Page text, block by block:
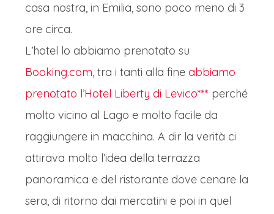
casa nostra, in Emilia, sono poco meno di 3
ore circa.
L’hotel lo abbiamo prenotato su
Booking.com, tra i tanti alla fine abbiamo
prenotato l’Hotel Liberty di Levico*** perché
molto vicino al Lago e molto facile da
raggiungere in macchina. A dir la verità ci
attirava molto l’idea della terrazza
panoramica e del ristorante dove cenare la
sera, di ritorno dai mercatini e poi in quel